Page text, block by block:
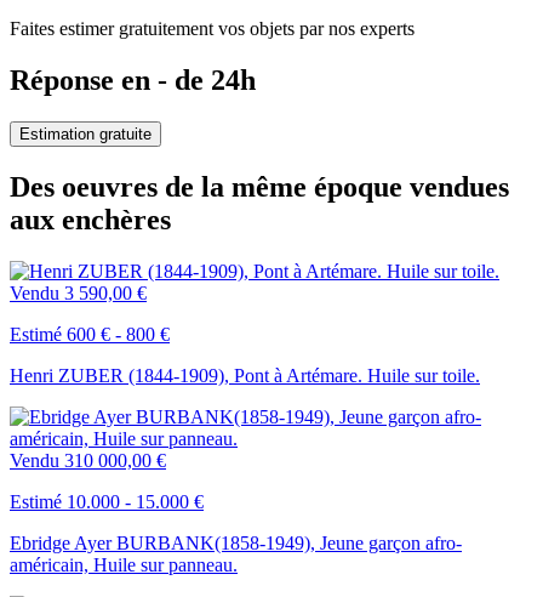
Faites estimer gratuitement vos objets par nos experts
Réponse en - de 24h
Estimation gratuite
Des oeuvres de la même époque vendues
aux enchères
Vendu 3 590,00 €
Estimé 600 € - 800 €
Henri ZUBER (1844-1909), Pont à Artémare. Huile sur toile.
Vendu 310 000,00 €
Estimé 10.000 - 15.000 €
Ebridge Ayer BURBANK(1858-1949), Jeune garçon afro-
américain, Huile sur panneau.